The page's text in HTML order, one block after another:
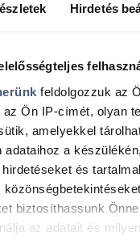
Hirdetés
feldolgozzuk az
Ön IP-címét, olyan
amelyekkel
adataihoz a
és
biztosíthassunk
az adatait és